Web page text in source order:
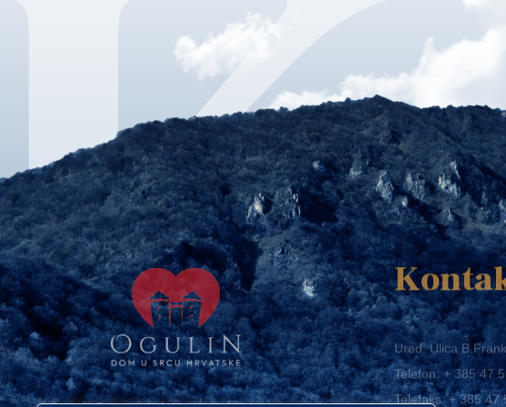
Ured: Ulica
Telefon:+ 385 47
Telefaks:+ 385 47
E-mail:grad-